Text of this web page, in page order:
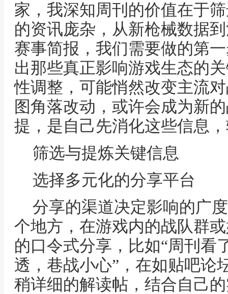
家，我深知周刊的价值在于
的资讯庞杂，从新枪械数据
赛事简报，我们需要做的第
出那些真正影响游戏生态的
性调整，可能悄然改变主流
图角落改动，或许会成为新
提，是自己先消化这些信息
筛选与提炼关键信息
选择多元化的分享平台
分享的渠道决定影响的广
个地方，在游戏内的战队群
的口令式分享，比如“周刊看
透，巷战小心”，在如贴吧论
稍详细的解读帖，结合自己